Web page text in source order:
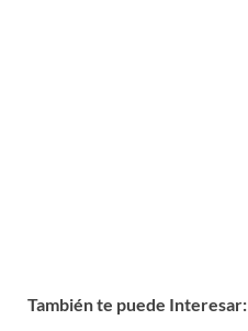
También te puede Interesar: